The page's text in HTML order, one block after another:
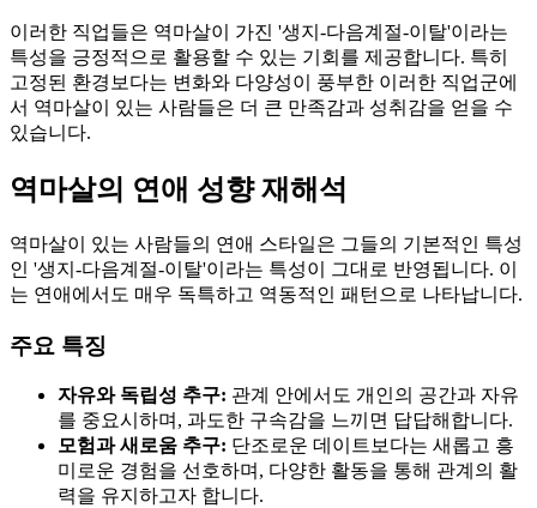
이러한 직업들은 역마살이 가진 '생지-다음계절-이탈'이라는
특성을 긍정적으로 활용할 수 있는 기회를 제공합니다. 특히
고정된 환경보다는 변화와 다양성이 풍부한 이러한 직업군에
서 역마살이 있는 사람들은 더 큰 만족감과 성취감을 얻을 수
있습니다.
역마살의 연애 성향 재해석
역마살이 있는 사람들의 연애 스타일은 그들의 기본적인 특성
인 '생지-다음계절-이탈'이라는 특성이 그대로 반영됩니다. 이
는 연애에서도 매우 독특하고 역동적인 패턴으로 나타납니다.
주요 특징
자유와 독립성 추구: 관계 안에서도 개인의 공간과 자유
를 중요시하며, 과도한 구속감을 느끼면 답답해합니다.
모험과 새로움 추구: 단조로운 데이트보다는 새롭고 흥
미로운 경험을 선호하며, 다양한 활동을 통해 관계의 활
력을 유지하고자 합니다.